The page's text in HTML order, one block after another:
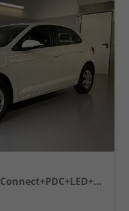
1.0 MPI Sitzheizung+AppConnect+PDC+LED+Touch+Lichtsensor+MultiLenkrad